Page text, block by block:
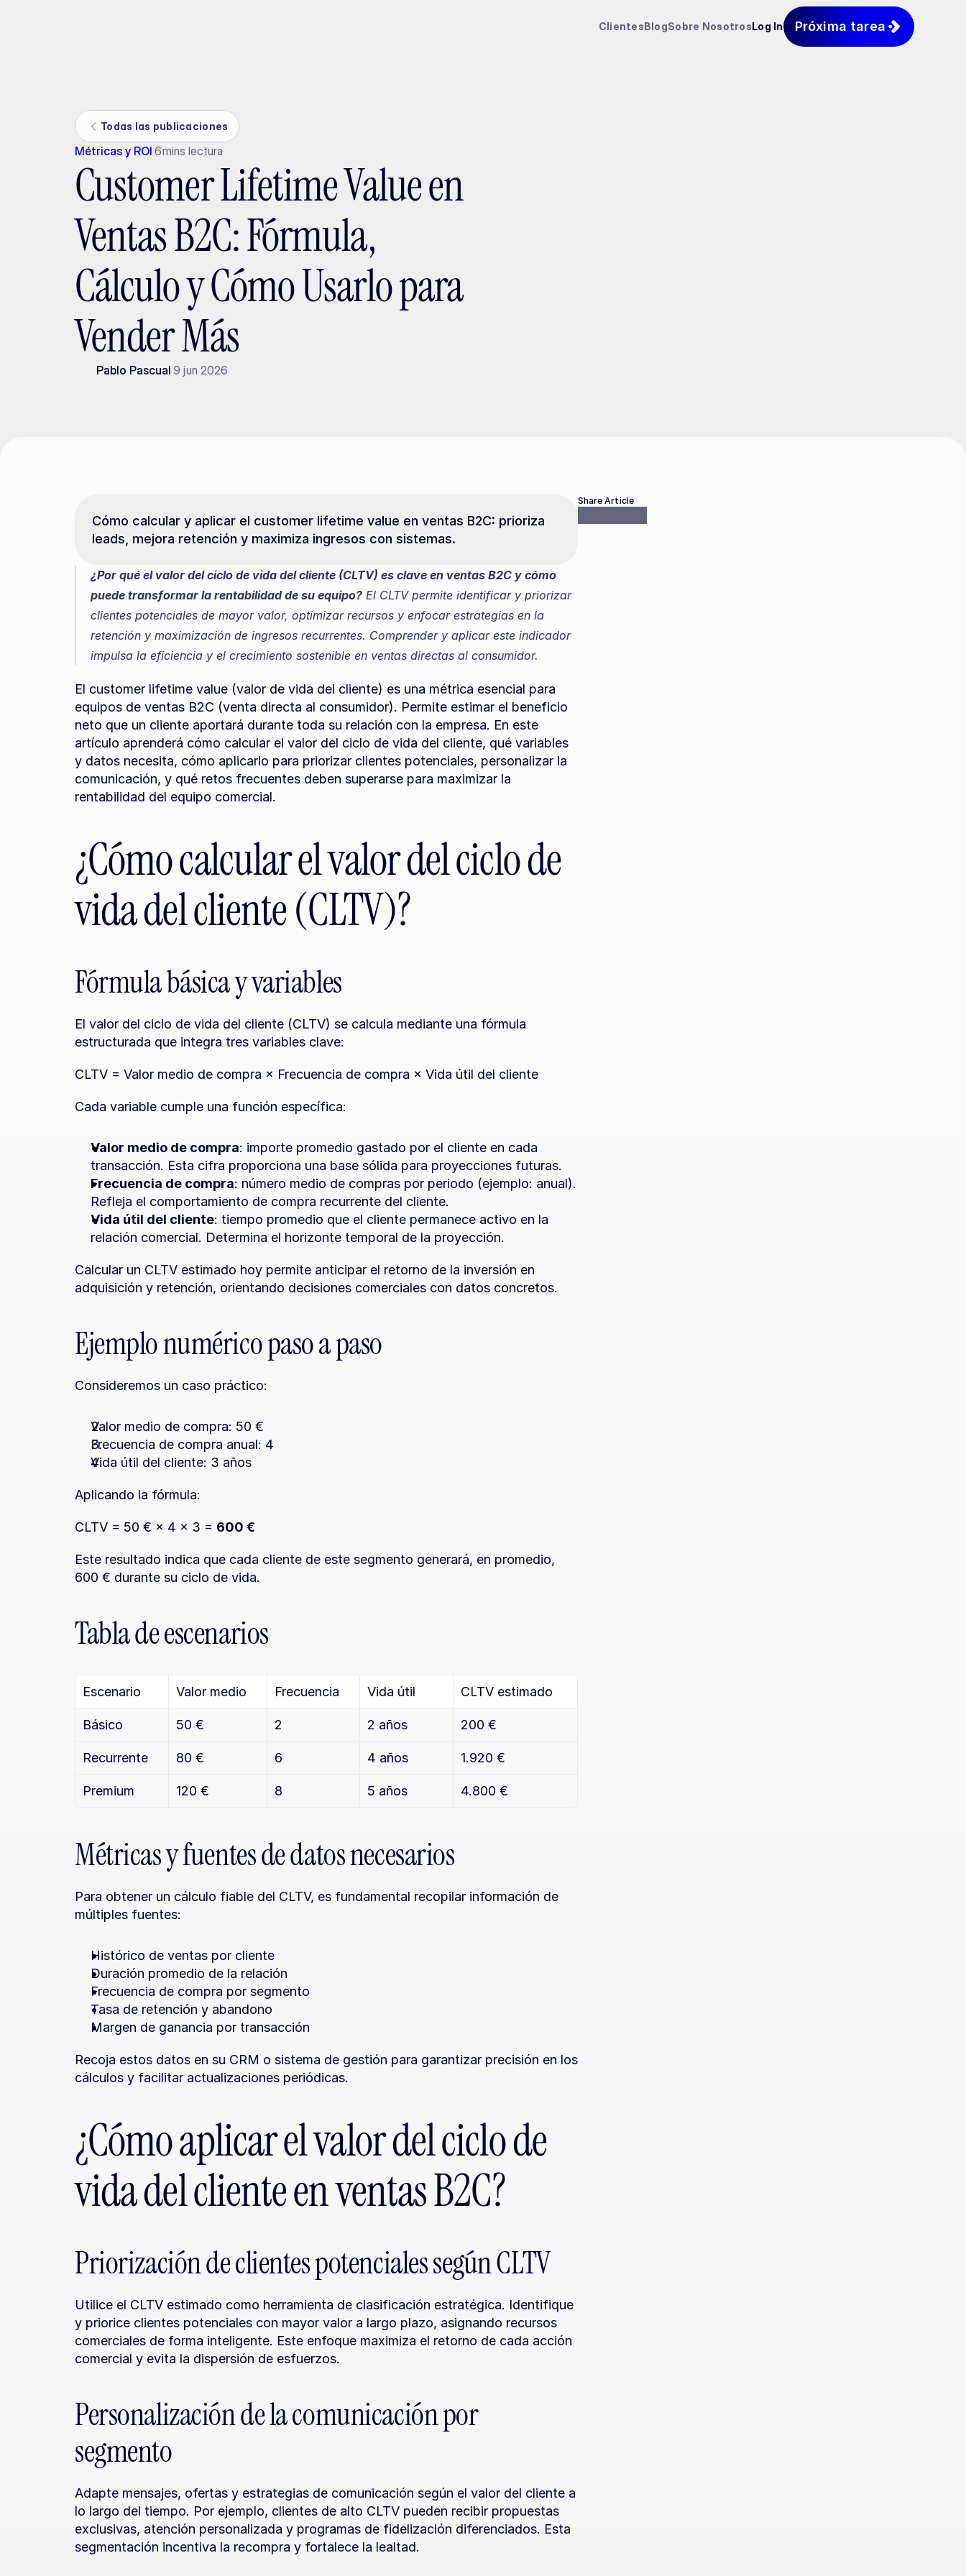
ClientesBlogSobre NosotrosLog In Próxima tarea
Todas las publicaciones
Métricas y ROI 6mins lectura
Customer Lifetime Value en
Ventas B2C: Fórmula,
Cálculo y Cómo Usarlo para
Vender Más
Pablo Pascual 9 jun 2026
Cómo calcular y aplicar el customer lifetime value en ventas B2C: prioriza
leads, mejora retención y maximiza ingresos con sistemas.
¿Por qué el valor del ciclo de vida del cliente (CLTV) es clave en ventas B2C y cómo
puede transformar la rentabilidad de su equipo? El CLTV permite identificar y priorizar
clientes potenciales de mayor valor, optimizar recursos y enfocar estrategias en la
retención y maximización de ingresos recurrentes. Comprender y aplicar este indicador
impulsa la eficiencia y el crecimiento sostenible en ventas directas al consumidor.
El customer lifetime value (valor de vida del cliente) es una métrica esencial para
equipos de ventas B2C (venta directa al consumidor). Permite estimar el beneficio
neto que un cliente aportará durante toda su relación con la empresa. En este
artículo aprenderá cómo calcular el valor del ciclo de vida del cliente, qué variables
y datos necesita, cómo aplicarlo para priorizar clientes potenciales, personalizar la
comunicación, y qué retos frecuentes deben superarse para maximizar la
rentabilidad del equipo comercial.
¿Cómo calcular el valor del ciclo de
vida del cliente (CLTV)?
Fórmula básica y variables
El valor del ciclo de vida del cliente (CLTV) se calcula mediante una fórmula
estructurada que integra tres variables clave:
CLTV = Valor medio de compra × Frecuencia de compra × Vida útil del cliente
Cada variable cumple una función específica:
Valor medio de compra: importe promedio gastado por el cliente en cada
transacción. Esta cifra proporciona una base sólida para proyecciones futuras.
Frecuencia de compra: número medio de compras por periodo (ejemplo: anual).
Refleja el comportamiento de compra recurrente del cliente.
Vida útil del cliente: tiempo promedio que el cliente permanece activo en la
relación comercial. Determina el horizonte temporal de la proyección.
Calcular un CLTV estimado hoy permite anticipar el retorno de la inversión en
adquisición y retención, orientando decisiones comerciales con datos concretos.
Ejemplo numérico paso a paso
Consideremos un caso práctico:
Valor medio de compra: 50 €
Frecuencia de compra anual: 4
Vida útil del cliente: 3 años
Aplicando la fórmula:
CLTV = 50 € × 4 × 3 = 600 €
Este resultado indica que cada cliente de este segmento generará, en promedio,
600 € durante su ciclo de vida.
Tabla de escenarios
Escenario Valor medio Frecuencia Vida útil CLTV estimado
Básico 50 € 2 2 años 200 €
Recurrente 80 € 6 4 años 1.920 €
Premium 120 € 8 5 años 4.800 €
Métricas y fuentes de datos necesarios
Para obtener un cálculo fiable del CLTV, es fundamental recopilar información de
múltiples fuentes:
Histórico de ventas por cliente
Duración promedio de la relación
Frecuencia de compra por segmento
Tasa de retención y abandono
Margen de ganancia por transacción
Recoja estos datos en su CRM o sistema de gestión para garantizar precisión en los
cálculos y facilitar actualizaciones periódicas.
¿Cómo aplicar el valor del ciclo de
vida del cliente en ventas B2C?
Priorización de clientes potenciales según CLTV
Utilice el CLTV estimado como herramienta de clasificación estratégica. Identifique
y priorice clientes potenciales con mayor valor a largo plazo, asignando recursos
comerciales de forma inteligente. Este enfoque maximiza el retorno de cada acción
comercial y evita la dispersión de esfuerzos.
Personalización de la comunicación por
segmento
Adapte mensajes, ofertas y estrategias de comunicación según el valor del cliente a
lo largo del tiempo. Por ejemplo, clientes de alto CLTV pueden recibir propuestas
exclusivas, atención personalizada y programas de fidelización diferenciados. Esta
segmentación incentiva la recompra y fortalece la lealtad.
Share Article